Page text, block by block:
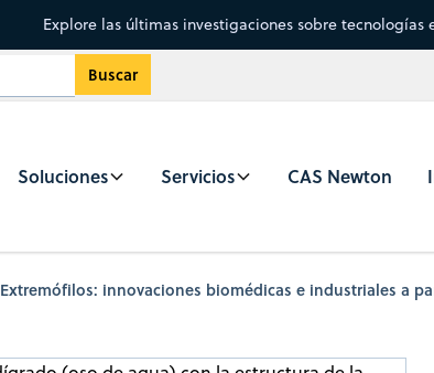
Explore las últimas investigaciones sobre
Soluciones Servicios CAS Newton
Extremófilos: innovaciones biomédicas e industriales a